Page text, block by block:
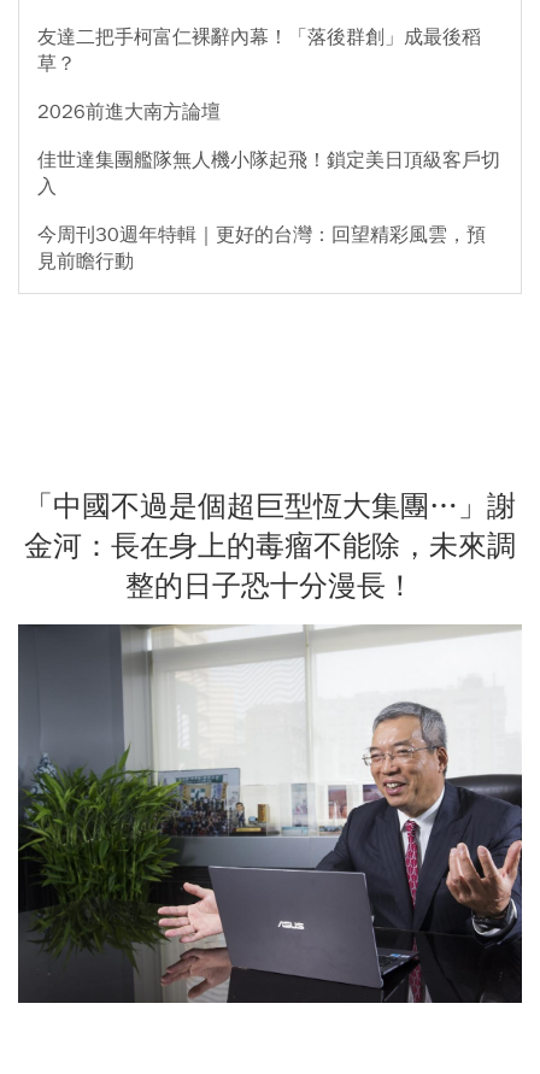
友達二把手柯富仁裸辭內幕！「落後群創」成最後稻
草？
2026前進大南方論壇
佳世達集團艦隊無人機小隊起飛！鎖定美日頂級客戶切
入
今周刊30週年特輯｜更好的台灣：回望精彩風雲，預
見前瞻行動
「中國不過是個超巨型恆大集團…」謝
金河：長在身上的毒瘤不能除，未來調
整的日子恐十分漫長！